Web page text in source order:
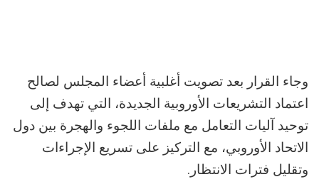
وجاء القرار بعد تصويت أغلبية أعضاء المجلس لصالح
اعتماد التشريعات الأوروبية الجديدة، التي تهدف إلى
توحيد آليات التعامل مع ملفات اللجوء والهجرة بين دول
الاتحاد الأوروبي، مع التركيز على تسريع الإجراءات
وتقليل فترات الانتظار.